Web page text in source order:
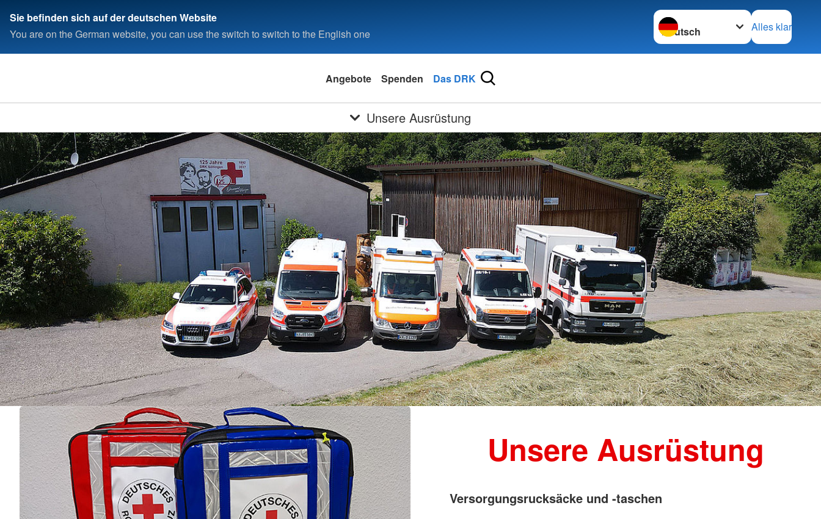
Sie befinden sich auf der deutschen Website
You are on the German website, you can use the switch to switch to the English one
Sprache wechseln zu
Alles klar
Angebote Spenden Das DRK
Unsere Ausrüstung
Unsere Ausrüstung
Versorgungsrucksäcke und -taschen